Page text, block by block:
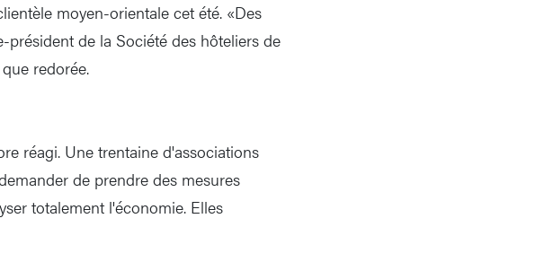
moyen-orientale cet été. «Des
président de la Société des hôteliers de
redorée.
réagi. Une trentaine d'associations
de prendre des mesures
totalement l'économie. Elles